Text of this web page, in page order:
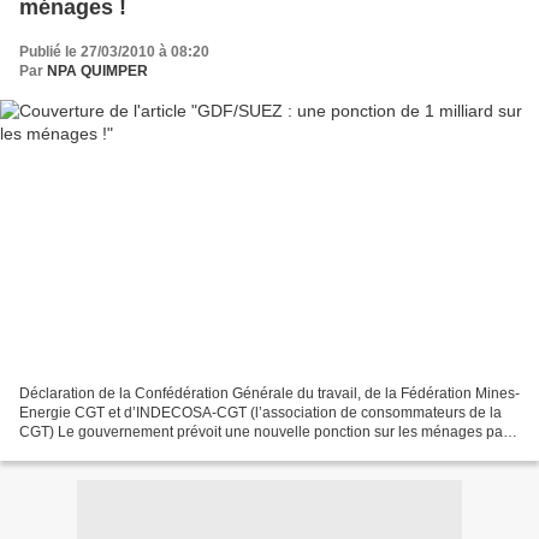
ménages !
Publié le 27/03/2010 à 08:20
Par NPA QUIMPER
Déclaration de la Confédération Générale du travail, de la Fédération Mines-
Energie CGT et d’INDECOSA-CGT (l’association de consommateurs de la
CGT) Le gouvernement prévoit une nouvelle ponction sur les ménages par